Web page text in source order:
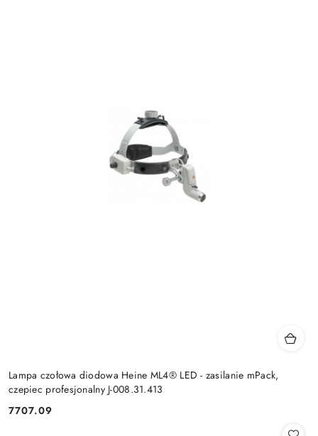
Lampa czołowa diodowa Heine ML4® LED - zasilanie mPack,
czepiec profesjonalny J-008.31.413
Cena:
7707.09